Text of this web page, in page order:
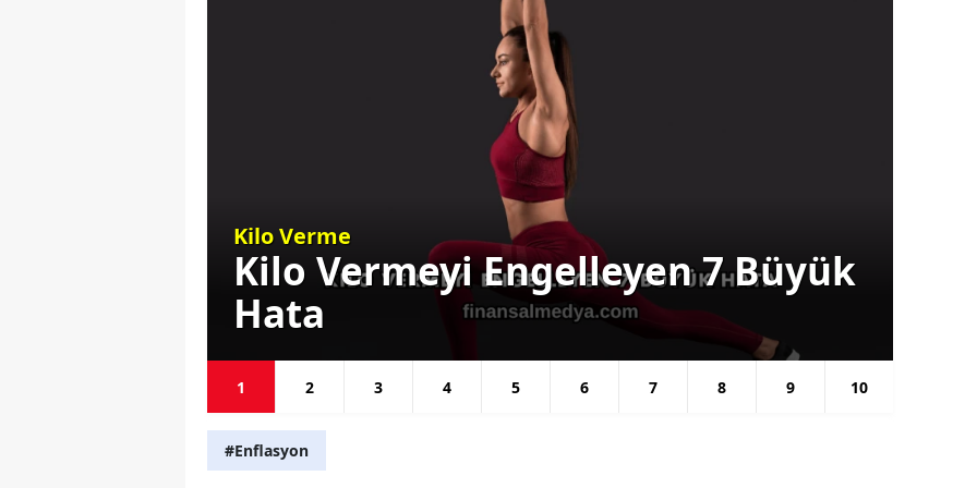
Kilo Verme
Kilo Vermeyi Engelleyen 7 Büyük
Hata
1 2 3 4 5 6 7 8 9 10
#Enflasyon